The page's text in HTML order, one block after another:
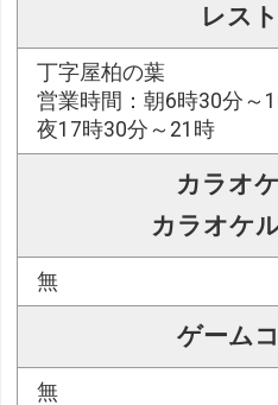
レス
丁字屋柏の葉
営業時間：朝6時30分～
夜17時30分～21時
カラオ
カラオケ
無
ゲーム
無